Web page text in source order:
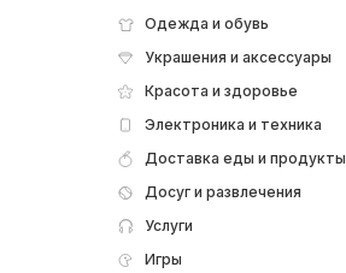
Одежда и обувь
Украшения и аксессуары
Красота и здоровье
Электроника и техника
Доставка еды и продукты
Досуг и развлечения
Услуги
Игры